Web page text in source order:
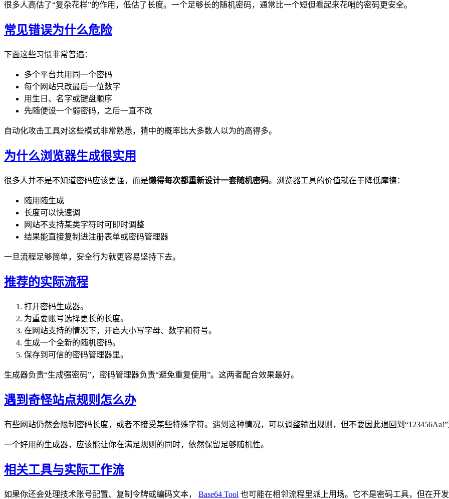
很多人高估了“复杂花样”的作用，低估了长度。一个足够长的随机密码，通常比一个短但看起来花哨的密码更安全。
常见错误为什么危险
下面这些习惯非常普遍：
多个平台共用同一个密码
每个网站只改最后一位数字
用生日、名字或键盘顺序
先随便设一个弱密码，之后一直不改
自动化攻击工具对这些模式非常熟悉，猜中的概率比大多数人以为的高得多。
为什么浏览器生成很实用
很多人并不是不知道密码应该更强，而是懒得每次都重新设计一套随机密码。浏览器工具的价值就在于降低摩擦：
随用随生成
长度可以快速调
网站不支持某类字符时可即时调整
结果能直接复制进注册表单或密码管理器
一旦流程足够简单，安全行为就更容易坚持下去。
推荐的实际流程
打开密码生成器。
为重要账号选择更长的长度。
在网站支持的情况下，开启大小写字母、数字和符号。
生成一个全新的随机密码。
保存到可信的密码管理器里。
生成器负责“生成强密码”，密码管理器负责“避免重复使用”。这两者配合效果最好。
遇到奇怪站点规则怎么办
有些网站仍然会限制密码长度，或者不接受某些特殊字符。遇到这种情况，可以调整输出规则，但不要因此退回到“123456Aa!”
一个好用的生成器，应该能让你在满足规则的同时，依然保留足够随机性。
相关工具与实际工作流
如果你还会处理技术账号配置、复制令牌或编码文本， Base64 Tool 也可能在相邻流程里派上用场。它不是密码工具，但在开